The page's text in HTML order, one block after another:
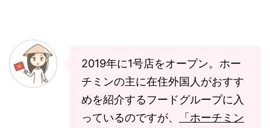
2019年に1号店をオープン。ホー
チミンの主に在住外国人がおすす
めを紹介するフードグループに入
っているのですが、
「ホーチミン